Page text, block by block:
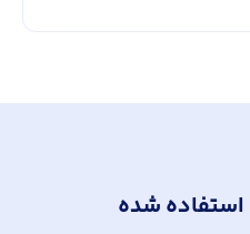
استفاده شده